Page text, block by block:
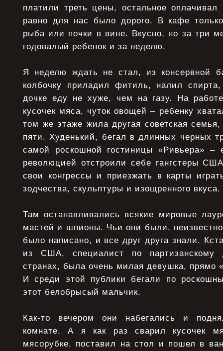
платили треть цены, остальное
равно для нас было дорого. В кафе
рыба или почки в вине. Вкусно, но за три
годовалый ребенок и за неделю.
Я неделю ждать не стал, из консервной
колбочку приладил фитиль, налил
дочке еду не хуже, чем на газу. На
кусочек мяса, чуток овощей – ребенку
том же этаже жила другая советская
пяти. Худенький, бегал в длинных черных
самой роскошной гостиницы «Ривьера» –
революцией отстроили себе гангстеры
свои конгрессы и приезжать в карты
зодчества, скульптуры и изощренного вкуса.
Там останавливались всякие мировые
мастей и шпионы. Чьи они были,
было написано, и все друг друга знали.
из США, специалист по партизанскому
странах, была очень милая девушка, прямо
И среди этой публики бегали по
этот белобрысый мальчик.
Как-то вечером они набегались и
комнате. А я как раз сварил кусочек
мясорубке, поставил на стол и пошел в